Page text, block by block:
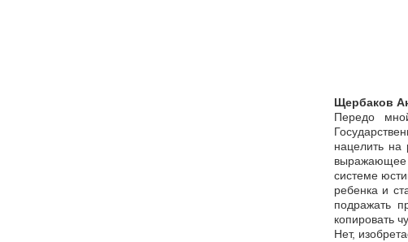
Щербаков
Передо
нацелить
выражающее
системе
ребенка и
подражать
копировать
Нет,